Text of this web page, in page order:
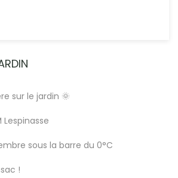
sur le jardin 🌞
sous la barre du 0°C
!